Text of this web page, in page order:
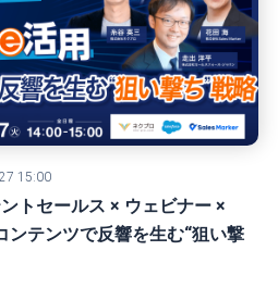
15:00
トセールス × ウェビナー ×
テンツで反響を生む“狙い撃